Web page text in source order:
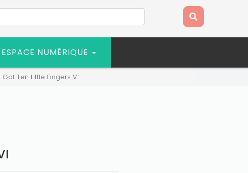
ESPACE NUMÉRIQUE
Got Ten Little Fingers VI